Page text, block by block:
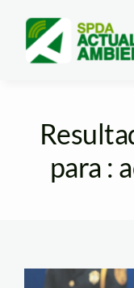
content
para :